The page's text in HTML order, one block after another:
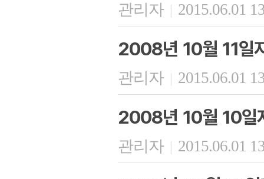
관리자 | 2015.06.01
2008년 10월 11일
관리자 | 2015.06.01
2008년 10월 10일
관리자 | 2015.06.01